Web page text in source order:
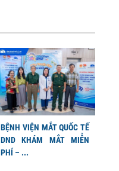
BỆNH VIỆN MẮT QUỐC TẾ
DND KHÁM MẮT MIỄN
PHÍ – ...